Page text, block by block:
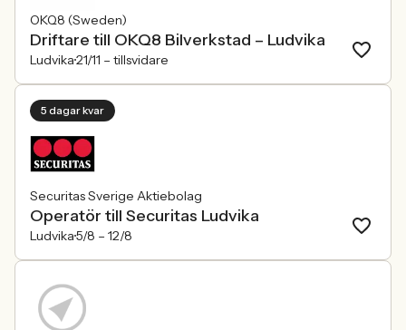
OKQ8 (Sweden)
Driftare till OKQ8 Bilverkstad – Ludvika
Ludvika21/11 – tillsvidare
5 dagar kvar
Securitas Sverige Aktiebolag
Operatör till Securitas Ludvika
Ludvika5/8 – 12/8